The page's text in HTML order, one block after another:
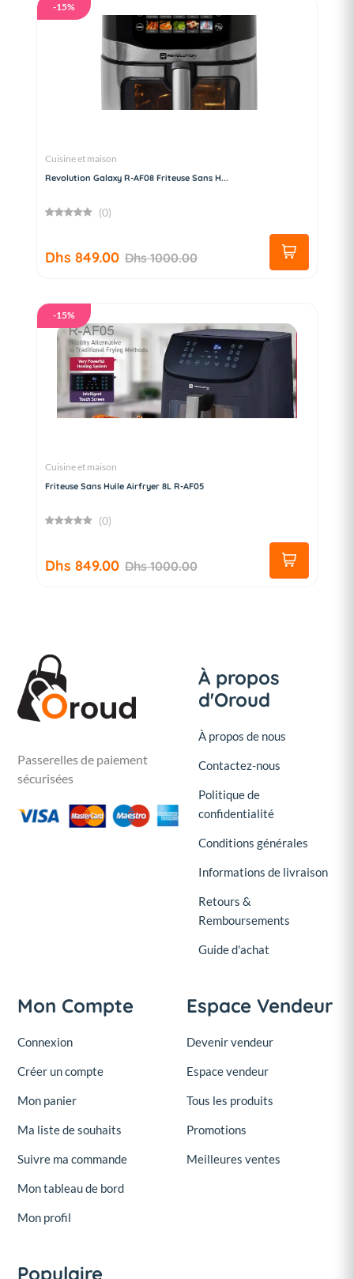
-15%
Cuisine et maison
Revolution Galaxy R-AF08 Friteuse Sans H...
(0)
Dhs 849.00 Dhs 1000.00
-15%
Cuisine et maison
Friteuse Sans Huile Airfryer 8L R-AF05
(0)
Dhs 849.00 Dhs 1000.00
Passerelles de paiement
sécurisées
À propos
d'Oroud
À propos de nous
Contactez-nous
Politique de
confidentialité
Conditions générales
Informations de livraison
Retours &
Remboursements
Guide d'achat
Mon Compte
Connexion
Créer un compte
Mon panier
Ma liste de souhaits
Suivre ma commande
Mon tableau de bord
Mon profil
Espace Vendeur
Devenir vendeur
Espace vendeur
Tous les produits
Promotions
Meilleures ventes
Populaire